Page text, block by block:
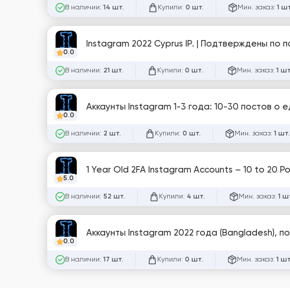
В наличии: 14 шт. Купили: 0 шт. Мин. заказ: 1
0.0
Instagram 2022 Cyprus IP. | Подтверждены по
В наличии: 21 шт. Купили: 0 шт. Мин. заказ: 1
0.0
Аккаунты Instagram 1-3 года: 10-30 постов о
В наличии: 2 шт. Купили: 0 шт. Мин. заказ: 1 шт.
5.0
1 Year Old 2FA Instagram Accounts – 10 to 20
В наличии: 52 шт. Купили: 4 шт. Мин. заказ: 1
0.0
Аккаунты Instagram 2022 года (Bangladesh),
В наличии: 17 шт. Купили: 0 шт. Мин. заказ: 1